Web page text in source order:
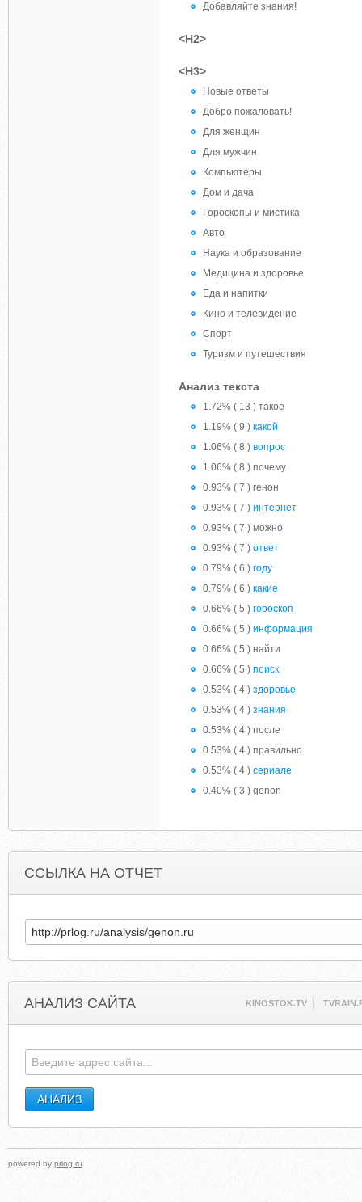
Добавляйте знания!
<H2>
<H3>
Новые ответы
Добро пожаловать!
Для женщин
Для мужчин
Компьютеры
Дом и дача
Гороскопы и мистика
Авто
Наука и образование
Медицина и здоровье
Еда и напитки
Кино и телевидение
Спорт
Туризм и путешествия
Анализ текста
1.72% ( 13 ) такое
1.19% ( 9 ) какой
1.06% ( 8 ) вопрос
1.06% ( 8 ) почему
0.93% ( 7 ) генон
0.93% ( 7 ) интернет
0.93% ( 7 ) можно
0.93% ( 7 ) ответ
0.79% ( 6 ) году
0.79% ( 6 ) какие
0.66% ( 5 ) гороскоп
0.66% ( 5 ) информация
0.66% ( 5 ) найти
0.66% ( 5 ) поиск
0.53% ( 4 ) здоровье
0.53% ( 4 ) знания
0.53% ( 4 ) после
0.53% ( 4 ) правильно
0.53% ( 4 ) сериале
0.40% ( 3 ) genon
ССЫЛКА НА ОТЧЕТ
АНАЛИЗ САЙТА KINOSTOK.TV
powered by prlog.ru